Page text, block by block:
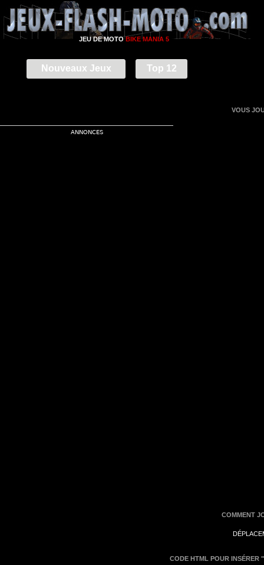
JEU DE MOTOBIKE MANIA 5
Nouveaux Jeux Top 12
VOUS
ANNONCES
COMMENT
CODE HTML POUR